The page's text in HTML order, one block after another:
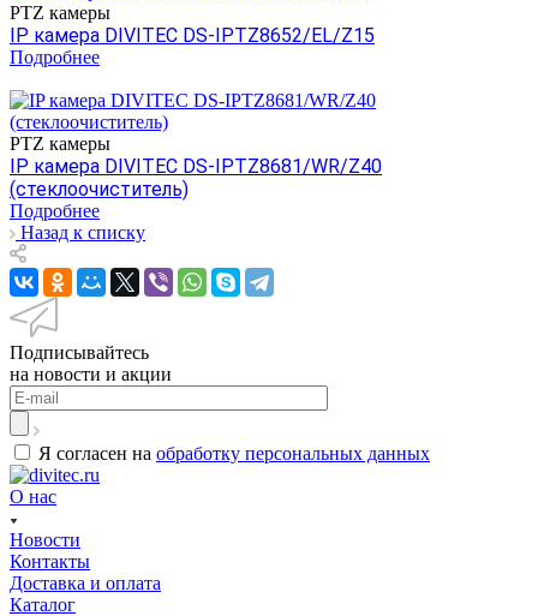
PTZ камеры
IP камера DIVITEC DS-IPTZ8652/EL/Z15
Подробнее
PTZ камеры
IP камера DIVITEC DS-IPTZ8681/WR/Z40
(стеклоочиститель)
Подробнее
Назад к списку
Подписывайтесь
на новости и акции
Я согласен на обработку персональных данных
О нас
Новости
Контакты
Доставка и оплата
Каталог